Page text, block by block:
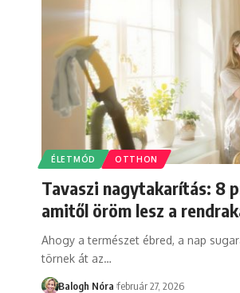
ÉLETMÓD OTTHON
Tavaszi nagytakarítás: 8
amitől öröm lesz a
Ahogy a természet ébred, a nap
törnek át az…
Balogh Nóra február 27, 2026